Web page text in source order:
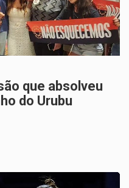
que absolveu
do Urubu